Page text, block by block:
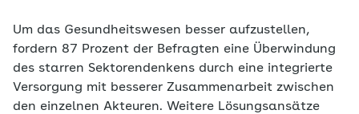
Um das Gesundheitswesen besser aufzustellen,
fordern 87 Prozent der Befragten eine Überwindung
des starren Sektorendenkens durch eine integrierte
Versorgung mit besserer Zusammenarbeit zwischen
den einzelnen Akteuren. Weitere Lösungsansätze